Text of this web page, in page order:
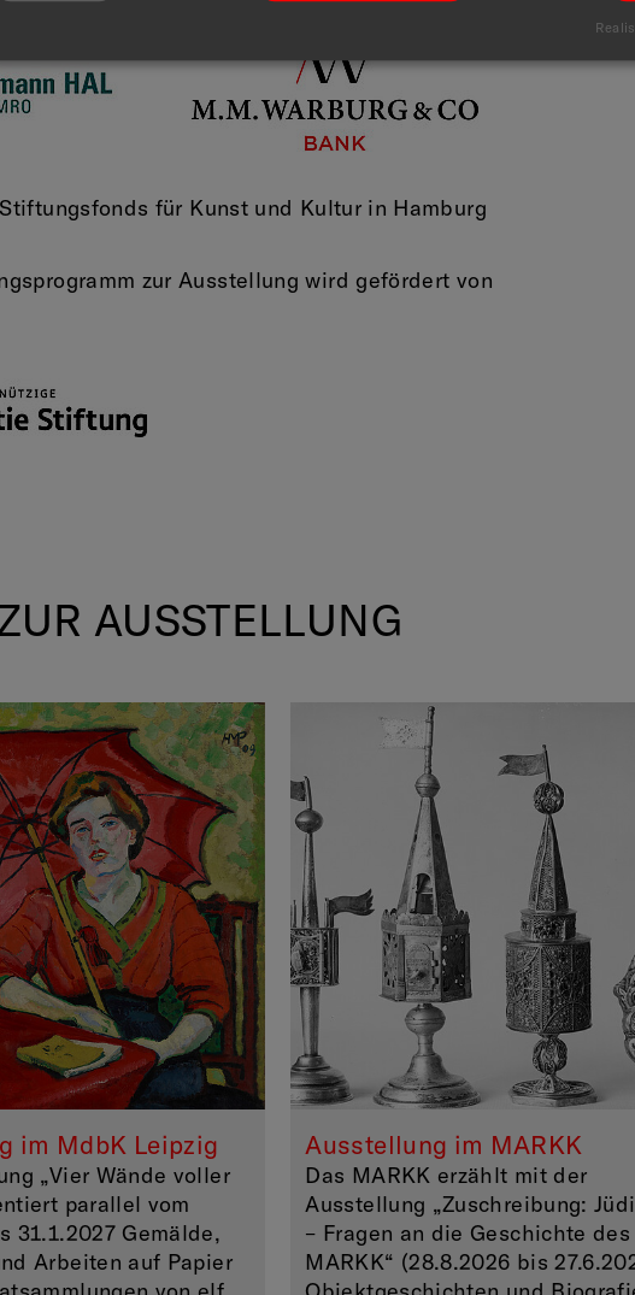
für Kunst und Kultur in Hamburg
zur Ausstellung wird gefördert von
AUSSTELLUNG
im MdbK Leipzig
„Vier Wände voller
parallel vom
31.1.2027 Gemälde,
Arbeiten auf Papier
Ausstellung im MARKK
Das MARKK erzählt mit der
Ausstellung „Zuschreibung:
– Fragen an die Geschichte des
MARKK“ (28.8.2026 bis